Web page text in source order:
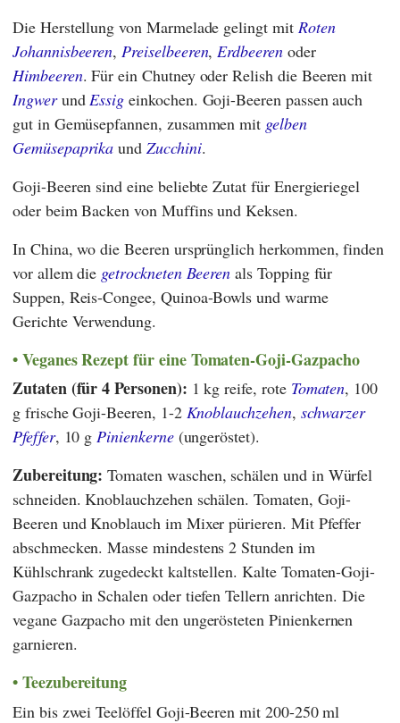
Die Herstellung von Marmelade gelingt mit Roten
Johannisbeeren,Preiselbeeren,Erdbeerenoder
Himbeeren. Für ein Chutney oder Relish die Beeren mit
IngwerundEssig einkochen. Goji-Beeren passen auch
gut in Gemüsepfannen, zusammen mit gelben
Gemüsepaprika undZucchini.
Goji-Beeren sind eine beliebte Zutat für Energieriegel
oder beim Backen von Muffins und Keksen.
In China, wo die Beeren ursprünglich herkommen, finden
vor allem die getrockneten Beeren als Topping für
Suppen, Reis-Congee, Quinoa-Bowls und warme
Gerichte Verwendung.
Veganes Rezept für eine Tomaten-Goji-Gazpacho
Zutaten (für 4 Personen): 1 kg reife, rote Tomaten, 100
g frische Goji-Beeren, 1-2 Knoblauchzehen, schwarzer
Pfeffer, 10 gPinienkerne(ungeröstet).
Zubereitung:Tomaten waschen, schälen und in Würfel
schneiden. Knoblauchzehen schälen. Tomaten, Goji-
Beeren und Knoblauch im Mixer pürieren. Mit Pfeffer
abschmecken. Masse mindestens 2 Stunden im
Kühlschrank zugedeckt kaltstellen. Kalte Tomaten-Goji-
Gazpacho in Schalen oder tiefen Tellern anrichten. Die
vegane Gazpacho mit den ungerösteten Pinienkernen
garnieren.
Teezubereitung
Ein bis zwei Teelöffel Goji-Beeren mit 200-250 ml